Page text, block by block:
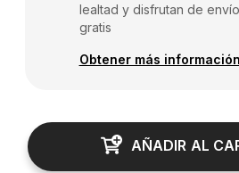
lealtad y disfrutan de
gratis
Obtener más información
AÑADIR AL